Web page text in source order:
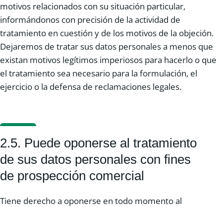
motivos relacionados con su situación particular,
informándonos con precisión de la actividad de
tratamiento en cuestión y de los motivos de la objeción.
Dejaremos de tratar sus datos personales a menos que
existan motivos legítimos imperiosos para hacerlo o que
el tratamiento sea necesario para la formulación, el
ejercicio o la defensa de reclamaciones legales.
2.5. Puede oponerse al tratamiento
de sus datos personales con fines
de prospección comercial
Tiene derecho a oponerse en todo momento al